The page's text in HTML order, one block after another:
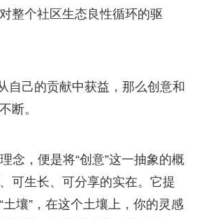
整个社区生态良性循环的驱
自己的贡献中获益，那么创意和
断。
念，便是将“创意”这一抽象的概
可生长、可分享的实在。它提
壤”，在这个土壤上，你的灵感